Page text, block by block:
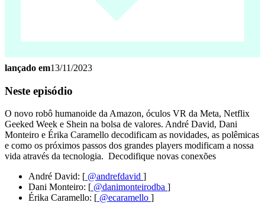
lançado em13/11/2023
Neste episódio
O novo robô humanoide da Amazon, óculos VR da Meta, Netflix
Geeked Week e Shein na bolsa de valores. André David, Dani
Monteiro e Érika Caramello decodificam as novidades, as polêmicas
e como os próximos passos dos grandes players modificam a nossa
vida através da tecnologia. Decodifique novas conexões
André David: [ @andrefdavid ]
Dani Monteiro: [ @danimonteirodba⁠⁠ ]
Érika Caramello: [ @ecaramello⁠ ]